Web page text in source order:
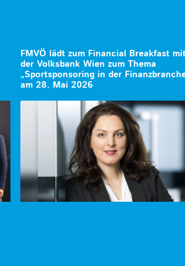
FMVÖ lädt zum Financial Breakfast
der Volksbank Wien zum Thema
„Sportsponsoring in der
am 28. Mai 2026